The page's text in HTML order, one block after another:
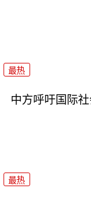
最热
中方呼吁国际
最热